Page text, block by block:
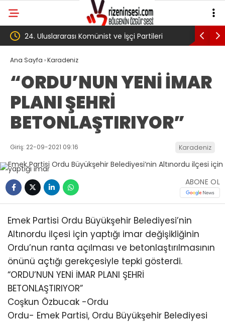
‘Çerçeve yasa’ kanun teklifi Adalet
Komisyonu’ndan geçti
Ana Sayfa ›Karadeniz
“ORDU’NUN YENİ İMAR
PLANI ŞEHRİ
BETONLAŞTIRIYOR”
Giriş: 22-09-2021 09:16 Karadeniz
ABONE OL
Emek Partisi Ordu Büyükşehir Belediyesi’nin
Altınordu ilçesi için yaptığı imar değişikliğinin
Ordu’nun ranta açılması ve betonlaştırılmasının
önünü açtığı gerekçesiyle tepki gösterdi.
“ORDU’NUN YENİ İMAR PLANI ŞEHRİ
BETONLAŞTIRIYOR”
Coşkun Özbucak -Ordu
Ordu- Emek Partisi, Ordu Büyükşehir Belediyesi